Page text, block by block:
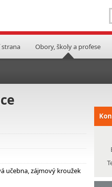
Obory, školy a profese
učebna, zájmový kroužek